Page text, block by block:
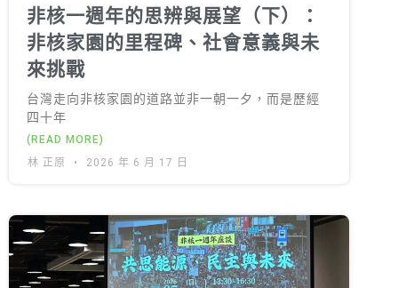
綠盟觀點
新聞稿及聲明
投書及專欄
工作側記
出版及義賣品
捐款支持
徵才資訊
非核一週年的思辨與展望（下）：
非核家園的里程碑、社會意義與未
來挑戰
台灣走向非核家園的道路並非一朝一夕，而是歷經
四十年
(READ MORE)
林 正原
2026 年 6 月 17 日